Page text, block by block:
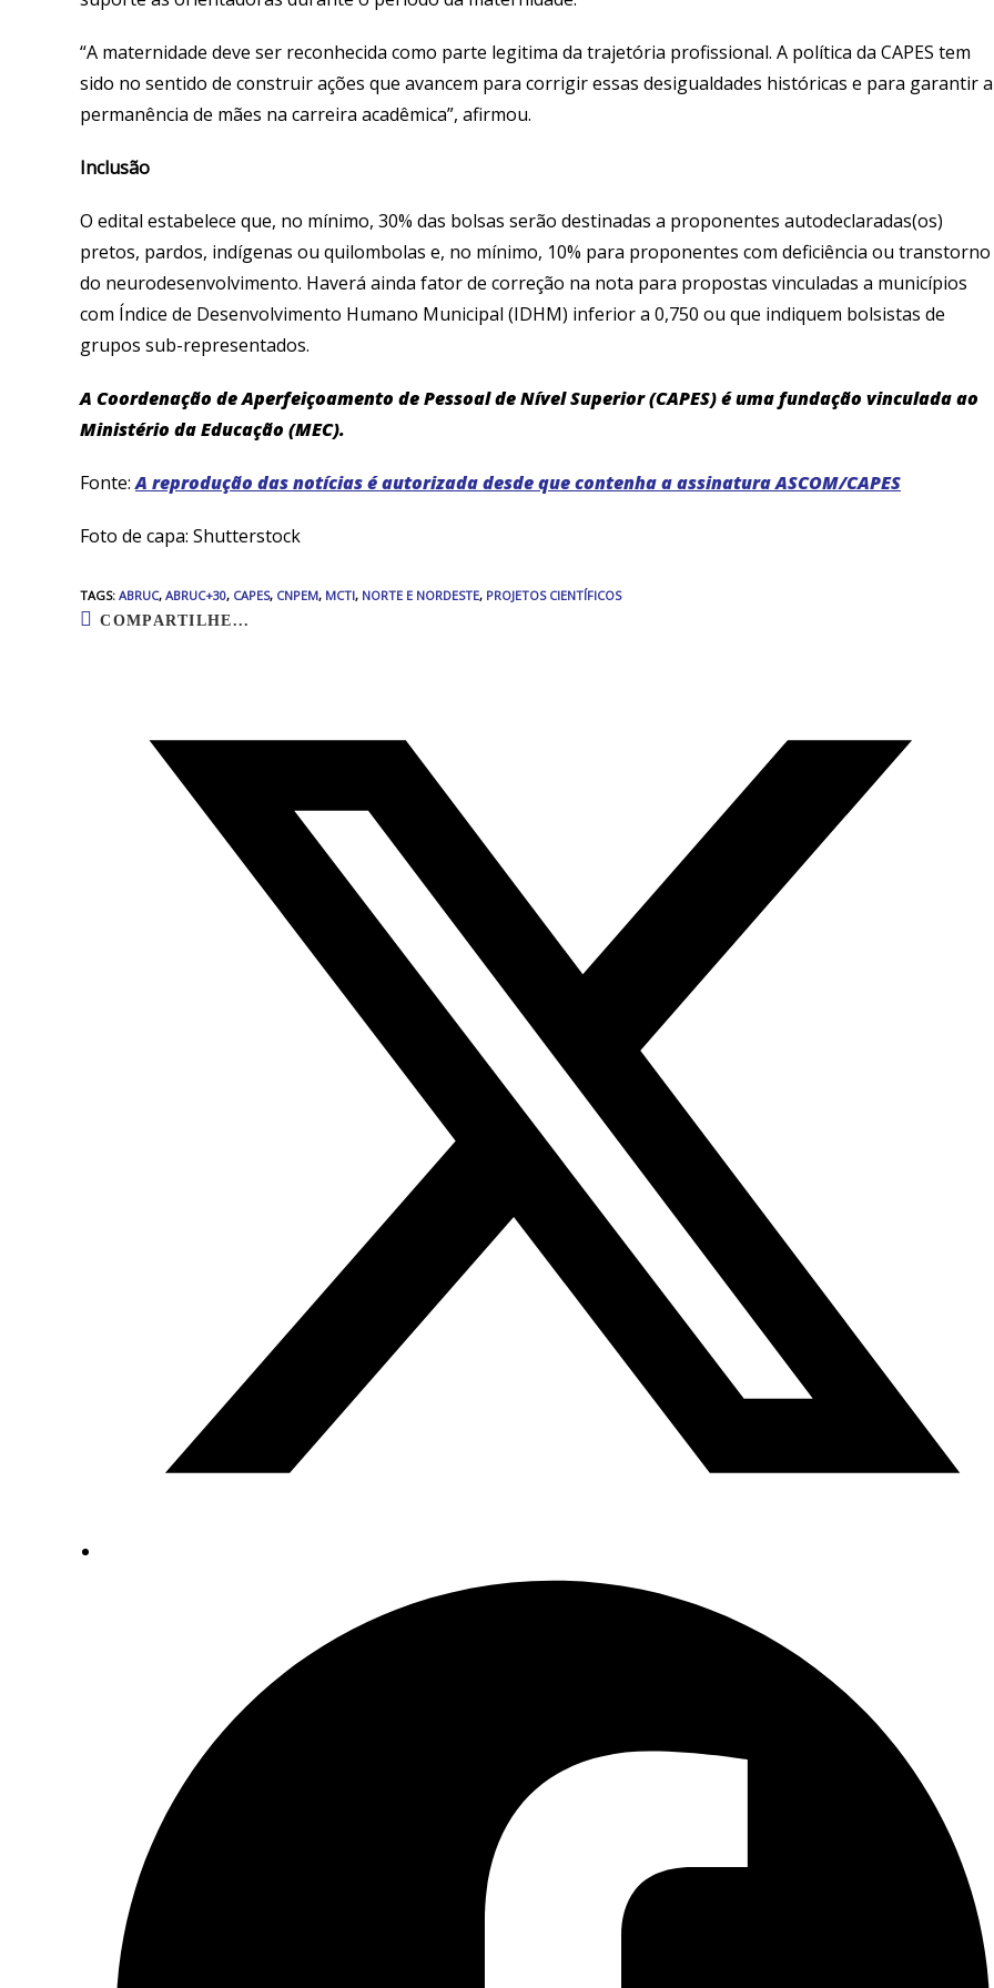
“A maternidade deve ser reconhecida como parte legitima da trajetória profissional. A política da CAPES tem
sido no sentido de construir ações que avancem para corrigir essas desigualdades históricas e para garantir a
permanência de mães na carreira acadêmica”, afirmou.
Inclusão
O edital estabelece que, no mínimo, 30% das bolsas serão destinadas a proponentes autodeclaradas(os)
pretos, pardos, indígenas ou quilombolas e, no mínimo, 10% para proponentes com deficiência ou transtorno
do neurodesenvolvimento. Haverá ainda fator de correção na nota para propostas vinculadas a municípios
com Índice de Desenvolvimento Humano Municipal (IDHM) inferior a 0,750 ou que indiquem bolsistas de
grupos sub-representados.
A Coordenação de Aperfeiçoamento de Pessoal de Nível Superior (CAPES) é uma fundação vinculada ao
Ministério da Educação (MEC).
Fonte:A reprodução das notícias é autorizada desde que contenha a assinatura ASCOM/CAPES
Foto de capa: Shutterstock
TAGS: ABRUC, ABRUC+30, CAPES, CNPEM, MCTI, NORTE E NORDESTE, PROJETOS CIENTÍFICOS
COMPARTILHE...